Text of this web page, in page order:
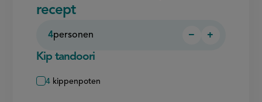
recept
4personen
Persoon
−
Persoon
+
Kip tandoori
4 kippenpoten